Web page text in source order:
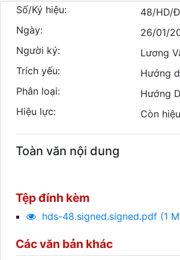
Số/Ký hiệu:
48/HD/
Ngày:
26/01/
Người ký:
Lương
Trích yếu:
Hướng
Phân loại:
Hướng
Hiệu lực:
Còn
Toàn văn nội dung
Tệp đính kèm
hds-48.signed.signed.pdf (1
Các văn bản khác